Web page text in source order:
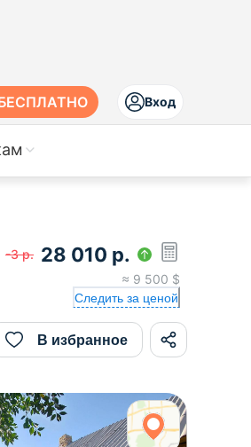
Вход
-3 р. 28 010 р.
≈ 9 500 $
Следить за ценой
В избранное